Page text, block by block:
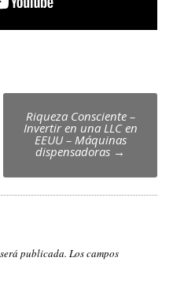
Riqueza Consciente –
Invertir en una LLC en
EEUU – Máquinas
dispensadoras →
publicada. Los campos